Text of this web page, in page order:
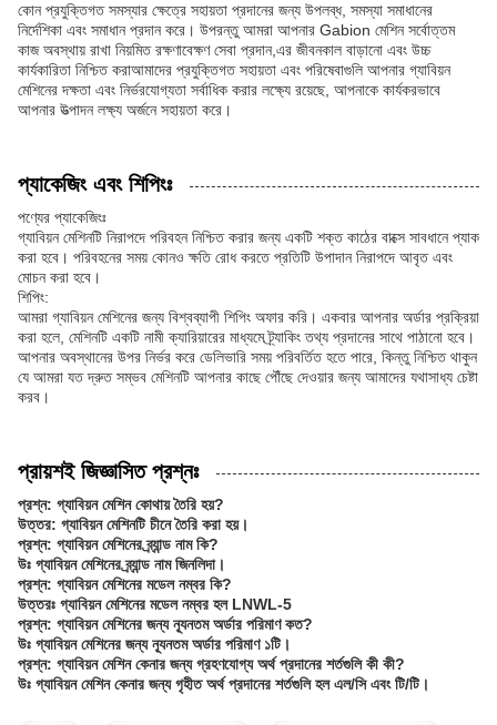
কোন প্রযুক্তিগত সমস্যার ক্ষেত্রে সহায়তা প্রদানের জন্য উপলব্ধ, সমস্যা সমাধানের
নির্দেশিকা এবং সমাধান প্রদান করে। উপরন্তু আমরা আপনার Gabion মেশিন সর্বোত্তম
কাজ অবস্থায় রাখা নিয়মিত রক্ষণাবেক্ষণ সেবা প্রদান,এর জীবনকাল বাড়ানো এবং উচ্চ
কার্যকারিতা নিশ্চিত করাআমাদের প্রযুক্তিগত সহায়তা এবং পরিষেবাগুলি আপনার গ্যাবিয়ন
মেশিনের দক্ষতা এবং নির্ভরযোগ্যতা সর্বাধিক করার লক্ষ্যে রয়েছে, আপনাকে কার্যকরভাবে
আপনার উত্পাদন লক্ষ্য অর্জনে সহায়তা করে।
প্যাকেজিং এবং শিপিংঃ
পণ্যের প্যাকেজিংঃ
গ্যাবিয়ন মেশিনটি নিরাপদে পরিবহন নিশ্চিত করার জন্য একটি শক্ত কাঠের বাক্সে সাবধানে প্যাক
করা হবে। পরিবহনের সময় কোনও ক্ষতি রোধ করতে প্রতিটি উপাদান নিরাপদে আবৃত এবং
মোচন করা হবে।
শিপিং:
আমরা গ্যাবিয়ন মেশিনের জন্য বিশ্বব্যাপী শিপিং অফার করি। একবার আপনার অর্ডার প্রক্রিয়া
করা হলে, মেশিনটি একটি নামী ক্যারিয়ারের মাধ্যমে ট্র্যাকিং তথ্য প্রদানের সাথে পাঠানো হবে।
আপনার অবস্থানের উপর নির্ভর করে ডেলিভারি সময় পরিবর্তিত হতে পারে, কিন্তু নিশ্চিত থাকুন
যে আমরা যত দ্রুত সম্ভব মেশিনটি আপনার কাছে পৌঁছে দেওয়ার জন্য আমাদের যথাসাধ্য চেষ্টা
করব।
প্রায়শই জিজ্ঞাসিত প্রশ্নঃ
প্রশ্ন: গ্যাবিয়ন মেশিন কোথায় তৈরি হয়?
উত্তর: গ্যাবিয়ন মেশিনটি চীনে তৈরি করা হয়।
প্রশ্ন: গ্যাবিয়ন মেশিনের ব্র্যান্ড নাম কি?
উঃ গ্যাবিয়ন মেশিনের ব্র্যান্ড নাম জিনলিদা।
প্রশ্ন: গ্যাবিয়ন মেশিনের মডেল নম্বর কি?
উত্তরঃ গ্যাবিয়ন মেশিনের মডেল নম্বর হল LNWL-5
প্রশ্ন: গ্যাবিয়ন মেশিনের জন্য ন্যূনতম অর্ডার পরিমাণ কত?
উঃ গ্যাবিয়ন মেশিনের জন্য ন্যূনতম অর্ডার পরিমাণ ১টি।
প্রশ্ন: গ্যাবিয়ন মেশিন কেনার জন্য গ্রহণযোগ্য অর্থ প্রদানের শর্তগুলি কী কী?
উঃ গ্যাবিয়ন মেশিন কেনার জন্য গৃহীত অর্থ প্রদানের শর্তগুলি হল এল/সি এবং টি/টি।